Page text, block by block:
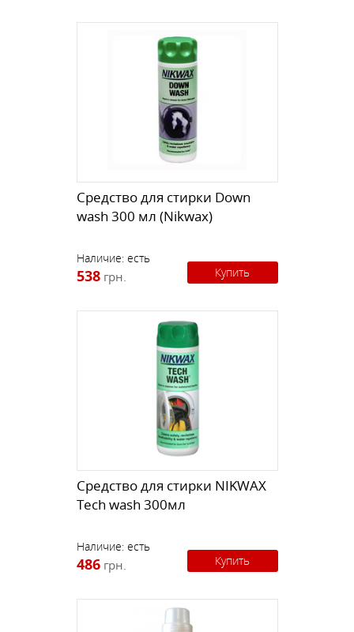
Средство для стирки Down
wash 300 мл (Nikwax)
Наличие: есть
538 грн. Купить
Средство для стирки NIKWAX
Tech wash 300мл
Наличие: есть
486 грн. Купить